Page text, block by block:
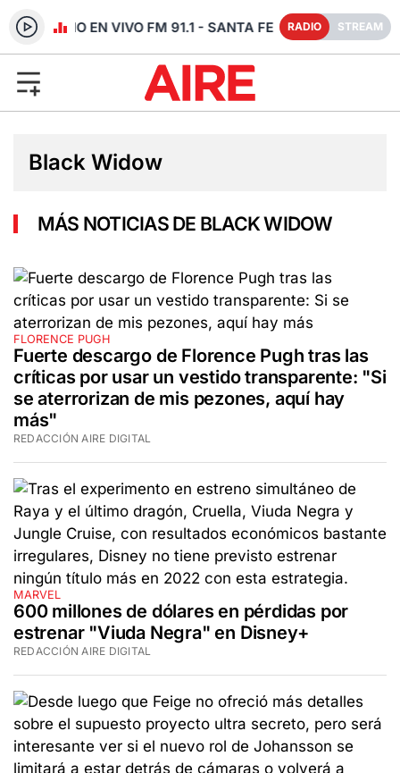
RADIO EN VIVO FM 91.1 - SANTA FE RADIO STREAM
Black Widow
MÁS NOTICIAS DE BLACK WIDOW
FLORENCE PUGH
Fuerte descargo de Florence Pugh tras las
críticas por usar un vestido transparente: "Si
se aterrorizan de mis pezones, aquí hay
más"
REDACCIÓN AIRE DIGITAL
MARVEL
600 millones de dólares en pérdidas por
estrenar "Viuda Negra" en Disney+
REDACCIÓN AIRE DIGITAL